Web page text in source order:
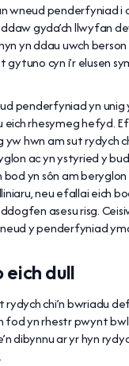
wneud penderfyniad i
gyda’ch llwyfan
yn ddau uwch
gytuno cyn i’r elusen
penderfyniad yn unig
eich rhesymeg hefyd.
hwn am sut rydych
ac yn ystyried y
bod yn sôn am
neu efallai eich
asesu risg.
y penderfyniad
dull
rydych chi’n bwriadu
fod yn rhestr pwynt
dibynnu ar yr hyn